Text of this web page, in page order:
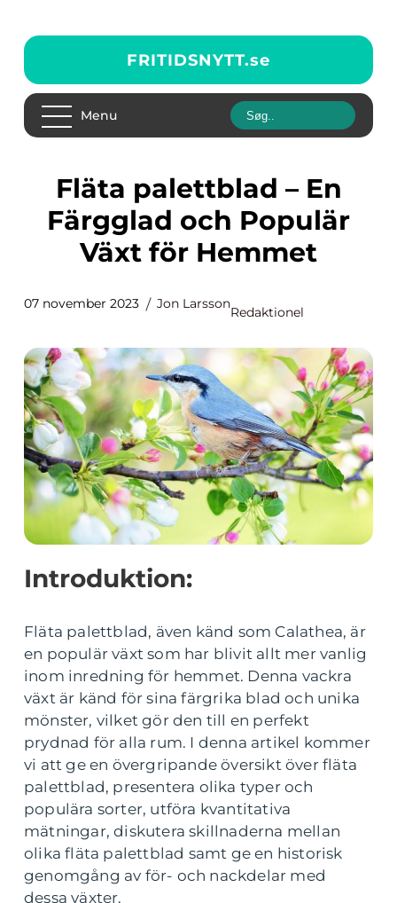
FRITIDSNYTT.se
Menu
Fläta palettblad – En
Färgglad och Populär
Växt för Hemmet
07 november 2023 Jon Larsson
Redaktionel
Introduktion:
Fläta palettblad, även känd som Calathea, är
en populär växt som har blivit allt mer vanlig
inom inredning för hemmet. Denna vackra
växt är känd för sina färgrika blad och unika
mönster, vilket gör den till en perfekt
prydnad för alla rum. I denna artikel kommer
vi att ge en övergripande översikt över fläta
palettblad, presentera olika typer och
populära sorter, utföra kvantitativa
mätningar, diskutera skillnaderna mellan
olika fläta palettblad samt ge en historisk
genomgång av för- och nackdelar med
dessa växter.